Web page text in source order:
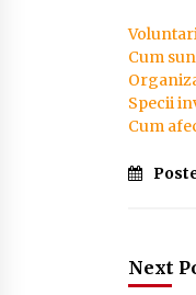
Cum
Specii
Cum
Next